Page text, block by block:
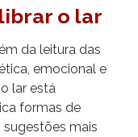
o lar
da leitura das
emocional e
lar está
formas de
sugestões mais